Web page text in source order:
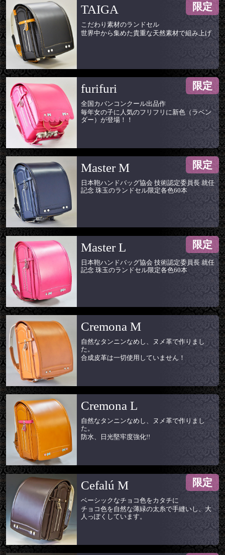
TAIGA 限定
こだわり素材のランドセル
世界中から集めた貴重な天然素材で組み上げ
furifuri 限定
全国カバンコンクール出品作
毎年女の子に人気のフリフリに新色（ラベン
ダー）が登場！！
Master M 限定
日本鞄ハンドバッグ協会 技術認定委員長 就任
記念 珠玉のランドセル限定各色60本
Master L 限定
日本鞄ハンドバッグ協会 技術認定委員長 就任
記念 珠玉のランドセル限定各色60本
Cremona M
自然なタンニンなめし、ヌメ革で作りまし
た。
合成皮革は一切使用していません！
Cremona L
自然なタンニンなめし、ヌメ革で作りまし
た。
防水、日光堅牢度強化!!
Cefalú M 限定
ベーシックなチョコ色をカタチに
チョコ色を自然な薄緑の太糸で手縫いし、大
人っぽくしています。